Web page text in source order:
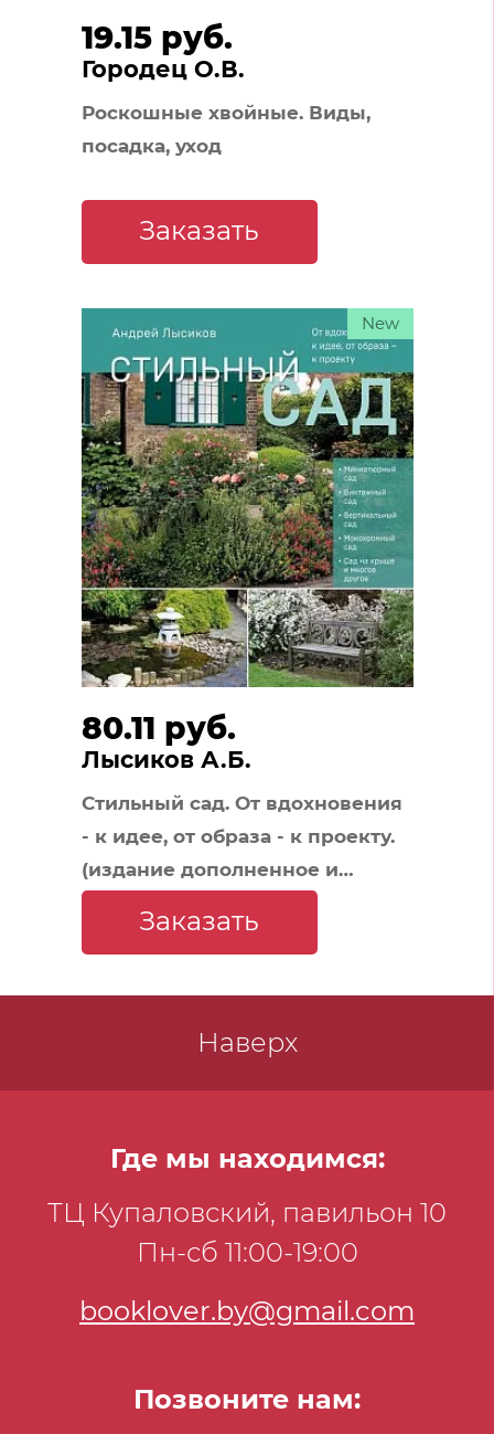
19.15 руб.
Городец О.В.
Роскошные хвойные. Виды,
посадка, уход
Заказать
80.11 руб.
Лысиков А.Б.
Стильный сад. От вдохновения
- к идее, от образа - к проекту.
(издание дополненное и
New
Заказать
Наверх
Где мы находимся:
ТЦ Купаловский, павильон 10
Пн-сб 11:00-19:00
booklover.by@gmail.com
Позвоните нам: